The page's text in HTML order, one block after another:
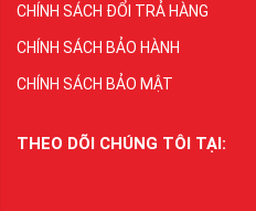
CHÍNH SÁCH ĐỔI TRẢ HÀNG
CHÍNH SÁCH BẢO HÀNH
CHÍNH SÁCH BẢO MẬT
THEO DÕI CHÚNG TÔI TẠI: